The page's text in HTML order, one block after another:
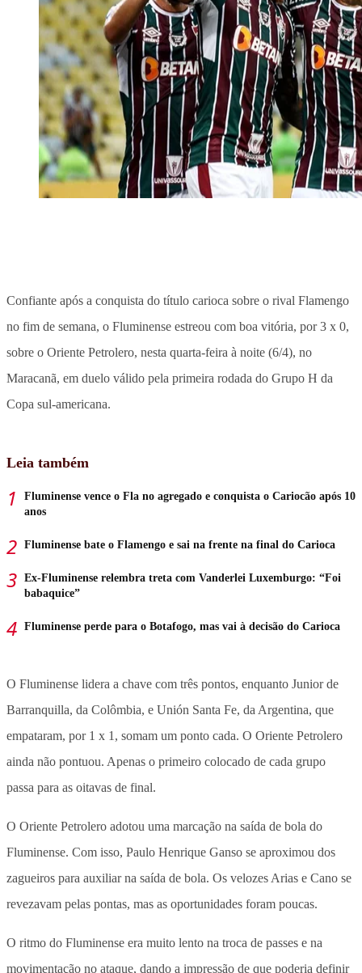
Confiante após a conquista do título carioca sobre o rival Flamengo
no fim de semana, o Fluminense estreou com boa vitória, por 3 x 0,
sobre o Oriente Petrolero, nesta quarta-feira à noite (6/4), no
Maracanã, em duelo válido pela primeira rodada do Grupo H da
Copa sul-americana.
Leia também
Fluminense vence o Fla no agregado e conquista o Cariocão após 10
anos
Fluminense bate o Flamengo e sai na frente na final do Carioca
Ex-Fluminense relembra treta com Vanderlei Luxemburgo: “Foi
babaquice”
Fluminense perde para o Botafogo, mas vai à decisão do Carioca
O Fluminense lidera a chave com três pontos, enquanto Junior de
Barranquilla, da Colômbia, e Unión Santa Fe, da Argentina, que
empataram, por 1 x 1, somam um ponto cada. O Oriente Petrolero
ainda não pontuou. Apenas o primeiro colocado de cada grupo
passa para as oitavas de final.
O Oriente Petrolero adotou uma marcação na saída de bola do
Fluminense. Com isso, Paulo Henrique Ganso se aproximou dos
zagueiros para auxiliar na saída de bola. Os velozes Arias e Cano se
revezavam pelas pontas, mas as oportunidades foram poucas.
O ritmo do Fluminense era muito lento na troca de passes e na
movimentação no ataque, dando a impressão de que poderia definir